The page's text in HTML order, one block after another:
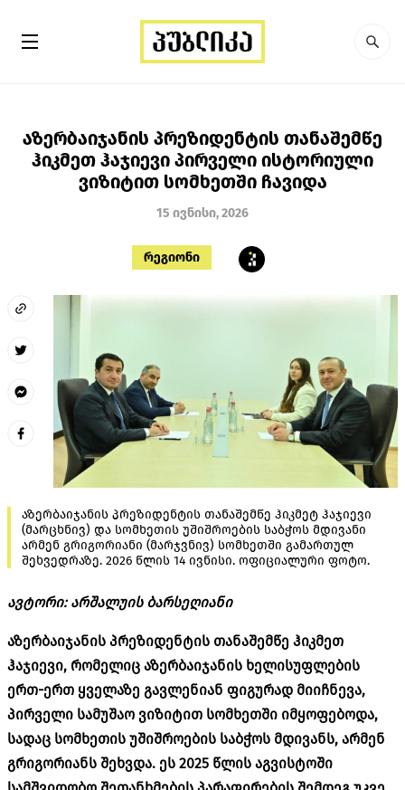
აზერბაიჯანის პრეზიდენტის თანაშემწე
ჰიკმეთ ჰაჯიევი პირველი ისტორიული
ვიზიტით სომხეთში ჩავიდა
15 ივნისი, 2026
რეგიონი
აზერბაიჯანის პრეზიდენტის თანაშემწე ჰიკმეტ ჰაჯიევი
(მარცხნივ) და სომხეთის უშიშროების საბჭოს მდივანი
არმენ გრიგორიანი (მარჯვნივ) სომხეთში გამართულ
შეხვედრაზე. 2026 წლის 14 ივნისი. ოფიციალური ფოტო.
ავტორი: არშალუის ბარსეღიანი
აზერბაიჯანის პრეზიდენტის თანაშემწე ჰიკმეთ
ჰაჯიევი, რომელიც აზერბაიჯანის ხელისუფლების
ერთ-ერთ ყველაზე გავლენიან ფიგურად მიიჩნევა,
პირველი სამუშაო ვიზიტით სომხეთში იმყოფებოდა,
სადაც სომხეთის უშიშროების საბჭოს მდივანს, არმენ
გრიგორიანს შეხვდა. ეს 2025 წლის აგვისტოში